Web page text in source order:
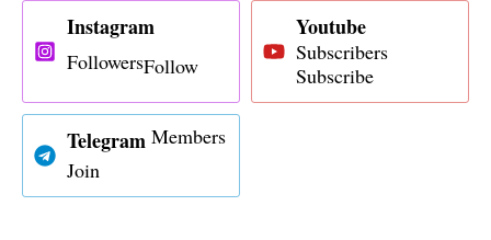
Instagram
FollowersFollow
Youtube
Subscribers
Subscribe
Telegram Members
Join